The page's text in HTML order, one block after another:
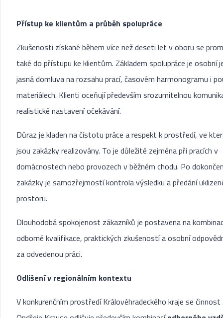
Přístup ke klientům a průběh spolupráce
Zkušenosti získané během více než deseti let v oboru se
také do přístupu ke klientům. Základem spolupráce je osobní
jasná domluva na rozsahu prací, časovém harmonogramu i
materiálech. Klienti oceňují především srozumitelnou
realistické nastavení očekávání.
Důraz je kladen na čistotu práce a respekt k prostředí, ve
jsou zakázky realizovány. To je důležité zejména při pracích v
domácnostech nebo provozech v běžném chodu. Po
zakázky je samozřejmostí kontrola výsledku a předání
prostoru.
Dlouhodobá spokojenost zákazníků je postavena na
odborné kvalifikace, praktických zkušeností a osobní
za odvedenou práci.
Odlišení v regionálním kontextu
V konkurenčním prostředí Královéhradeckého kraje se činnost